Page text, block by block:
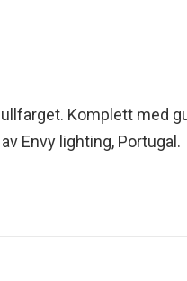
Komplett med
Envy lighting, Portugal.